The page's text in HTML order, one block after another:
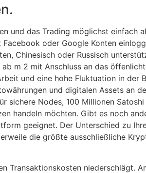
und das Trading möglichst einfach
oder Google Konten
Chinesisch oder Russisch
m 2 mit Anschluss an das
und eine hohe Fluktuation in der
und digitalen Assets an
sichere Nodes, 100 Millionen
handeln möchten. Gibt es noch
geeignet. Der Unterschied zu
die größte ausschließliche
Transaktionskosten niederschlägt.